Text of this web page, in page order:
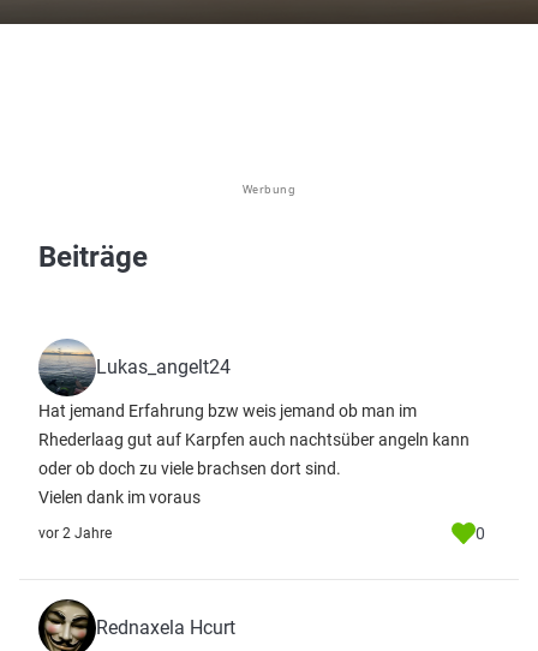
Werbung
Beiträge
Lukas_angelt24
Hat jemand Erfahrung bzw weis jemand ob man im
Rhederlaag gut auf Karpfen auch nachtsüber angeln kann
oder ob doch zu viele brachsen dort sind.
Vielen dank im voraus
vor 2 Jahre 0
Rednaxela Hcurt